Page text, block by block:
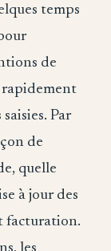
temps
de
rapidement
Par
de
quelle
à jour des
facturation.